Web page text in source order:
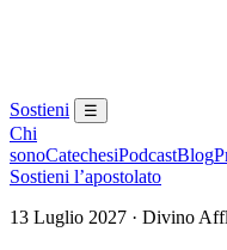
Sostieni ☰
Chi
sonoCatechesiPodcastBlog
Sostieni l’apostolato
13 Luglio 2027 · Divino